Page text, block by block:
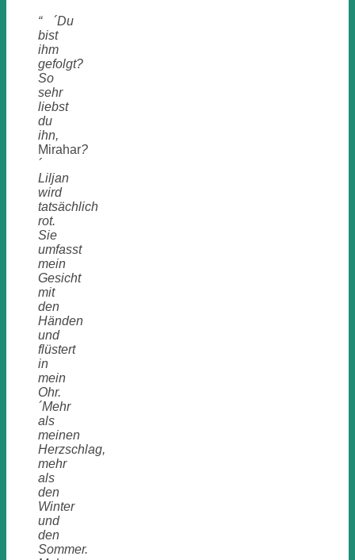
“ ´Du
bist
ihm
gefolgt?
So
sehr
liebst
du
ihn,
Mirahar?
´
Liljan
wird
tatsächlich
rot.
Sie
umfasst
mein
Gesicht
mit
den
Händen
und
flüstert
in
mein
Ohr.
´Mehr
als
meinen
Herzschlag,
mehr
als
den
Winter
und
den
Sommer.